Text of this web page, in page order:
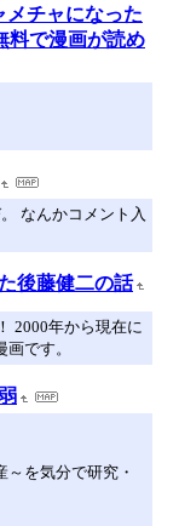
メチャになった
料で漫画が読め
なんかコメント入
後藤健二の話
2000年から現在に
です。
を気分で研究・